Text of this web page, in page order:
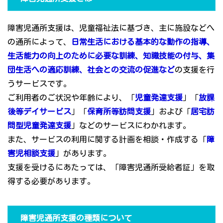
障害児通所支援は、児童福祉法に基づき、主に施設などへ
の通所によって、
日常生活における基本的な動作の指導、
生活能力の向上のために必要な訓練、知識技能の付与、集
団生活への適応訓練、社会との交流の促進などの支援を行
うサービスです。
ご利用者のご状況や年齢により、「児童発達支援 」「放課
後等デイサービス 」「保育所等訪問支援 」および「居宅訪
問型児童発達支援 」などのサービスにわかれます。
また、サービスの利用に関する計画を相談・作成する「障
害児相談支援 」があります。
支援を受けるにあたっては、「障害児通所受給者証」を取
得する必要があります。
障害児通所支援の種類について